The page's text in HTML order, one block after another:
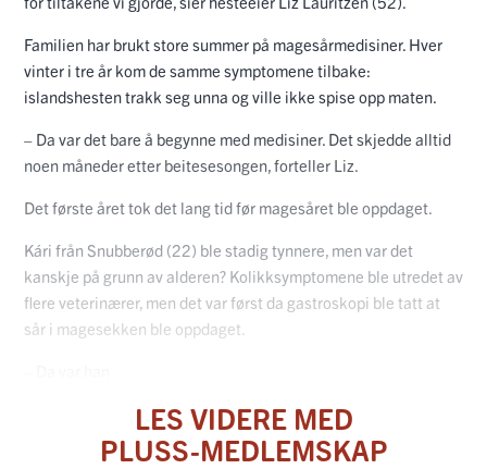
Familien har brukt store summer på magesårmedisiner. Hver
vinter i tre år kom de samme symptomene tilbake:
islandshesten trakk seg unna og ville ikke spise opp maten.
– Da var det bare å begynne med medisiner. Det skjedde alltid
noen måneder etter beitesesongen, forteller Liz.
Det første året tok det lang tid før magesåret ble oppdaget.
Kári från Snubberød (22) ble stadig tynnere, men var det
kanskje på grunn av alderen? Kolikksymptomene ble utredet av
flere veterinærer, men det var først da gastroskopi ble tatt at
sår i magesekken ble oppdaget.
LES VIDERE MED
PLUSS-MEDLEMSKAP